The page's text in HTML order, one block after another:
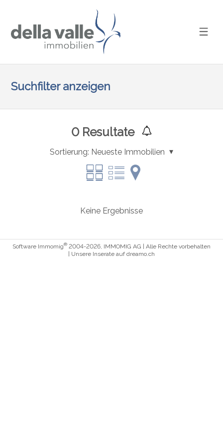
Suchfilter anzeigen
0Resultate
Sortierung: Neueste Immobilien
Keine Ergebnisse
Software Immomig® 2004-2026, IMMOMIG AG | Alle Rechte vorbehalten
| Unsere Inserate auf dreamo.ch